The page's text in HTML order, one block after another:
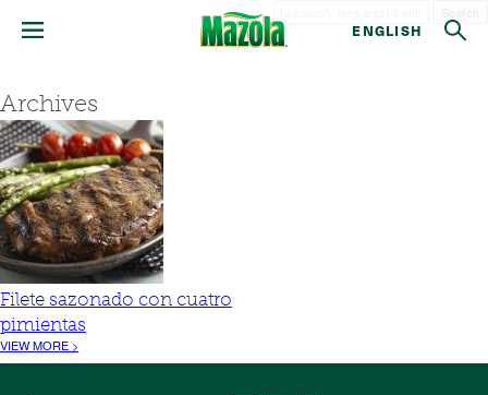
ENGLISH
Archives
Filete sazonado con cuatro
pimientas
VIEW MORE >